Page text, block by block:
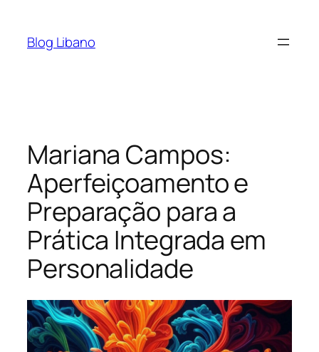
Blog Libano
Mariana Campos:
Aperfeiçoamento e
Preparação para a
Prática Integrada em
Personalidade